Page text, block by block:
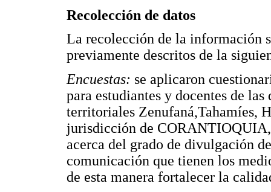
Recolección de datos
La recolección de la información
previamente descritos de la
Encuestas: se aplicaron
para estudiantes y docentes de
territoriales Zenufaná,Tahamíes,
jurisdicción de
acerca del grado de divulgación
comunicación que tienen los
de esta manera fortalecer la